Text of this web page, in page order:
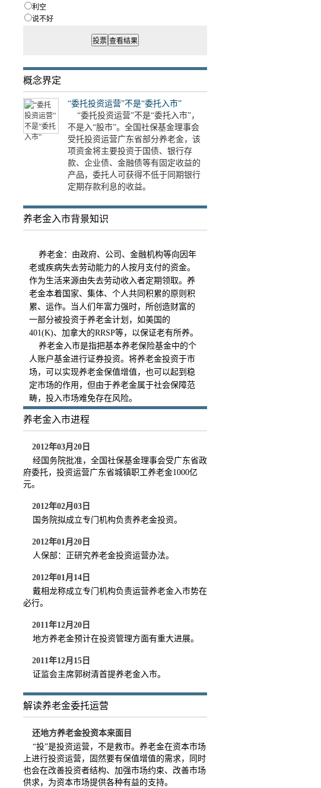
利空
说不好
概念界定
“委托投资运营”不是“委托入市”
“委托投资运营”不是“委托入市”，
不是入“股市”。全国社保基金理事会
受托投资运营广东省部分养老金，该
项资金将主要投资于国债、银行存
款、企业债、金融债等有固定收益的
产品，委托人可获得不低于同期银行
定期存款利息的收益。
养老金入市背景知识
养老金：由政府、公司、金融机构等向因年
老或疾病失去劳动能力的人按月支付的资金。
作为生活来源由失去劳动收入者定期领取。养
老金本着国家、集体、个人共同积累的原则积
累、运作。当人们年富力强时，所创造财富的
一部分被投资于养老金计划，如美国的
401(K)、加拿大的RRSP等，以保证老有所养。
养老金入市是指把基本养老保险基金中的个
人账户基金进行证券投资。将养老金投资于市
场，可以实现养老金保值增值，也可以起到稳
定市场的作用，但由于养老金属于社会保障范
畴，投入市场难免存在风险。
养老金入市进程
2012年03月20日
经国务院批准，全国社保基金理事会受广东省政
府委托，投资运营广东省城镇职工养老金1000亿
元。
2012年02月03日
国务院拟成立专门机构负责养老金投资。
2012年01月20日
人保部：正研究养老金投资运营办法。
2012年01月14日
戴相龙称成立专门机构负责运营养老金入市势在
必行。
2011年12月20日
地方养老金预计在投资管理方面有重大进展。
2011年12月15日
证监会主席郭树清首提养老金入市。
解读养老金委托运营
还地方养老金投资本来面目
“投”是投资运营，不是救市。养老金在资本市场
上进行投资运营，固然要有保值增值的需求，同时
也会在改善投资者结构、加强市场约束、改善市场
供求，为资本市场提供各种有益的支持。